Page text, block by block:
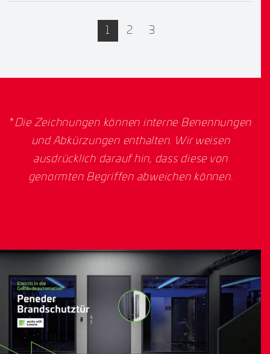
1 active
2 3
*Die Zeichnungen können interne Benennungen
und Abkürzungen enthalten. Wir weisen
ausdrücklich darauf hin, dass diese von
genormten Begriffen abweichen können.